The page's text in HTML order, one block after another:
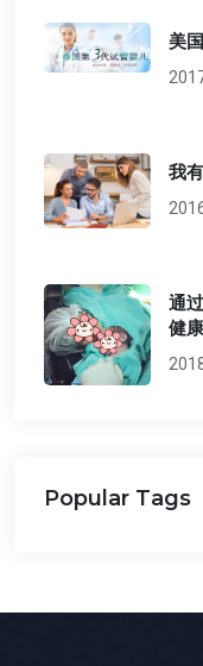
美
我
通
健康
Popular Tags